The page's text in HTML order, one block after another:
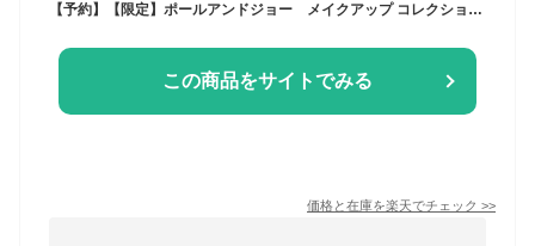
【予約】【限定】ポールアンドジョー メイクアップ コレクション 2025【001・002】選べる2種類 11月1日より順次発送 2025クリスマスコフレ ギフト プレゼント クリスマス 彼女 家族
この商品をサイトでみる
価格と在庫を楽天でチェック >>